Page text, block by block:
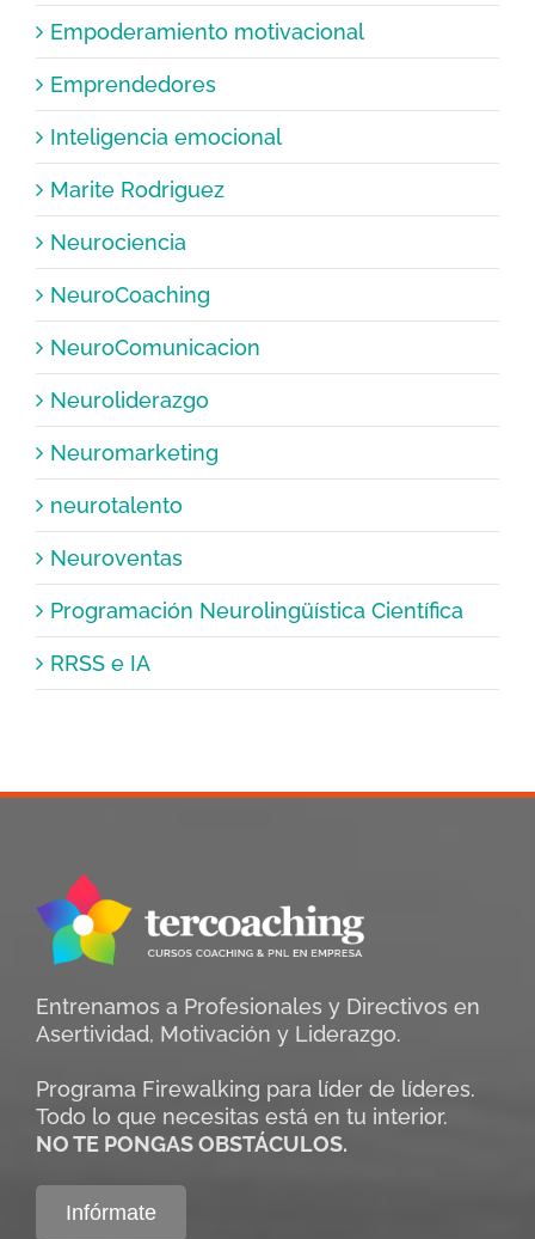
Empoderamiento motivacional
Emprendedores
Inteligencia emocional
Marite Rodriguez
Neurociencia
NeuroCoaching
NeuroComunicacion
Neuroliderazgo
Neuromarketing
neurotalento
Neuroventas
Programación Neurolingüística Científica
RRSS e IA
Entrenamos a Profesionales y Directivos en
Asertividad, Motivación y Liderazgo.
Programa Firewalking para líder de líderes.
Todo lo que necesitas está en tu interior.
NO TE PONGAS OBSTÁCULOS.
Infórmate